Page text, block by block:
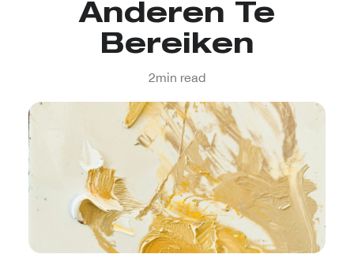
Anderen Te
Bereiken
2min read